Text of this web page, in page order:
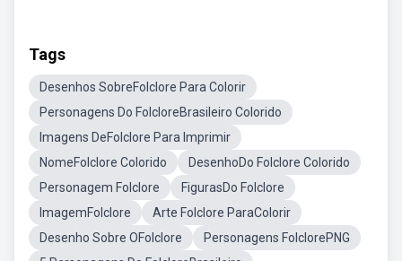
Tags
Desenhos SobreFolclore Para Colorir
Personagens Do FolcloreBrasileiro Colorido
Imagens DeFolclore Para Imprimir
NomeFolclore Colorido
DesenhoDo Folclore Colorido
Personagem Folclore
FigurasDo Folclore
ImagemFolclore
Arte Folclore ParaColorir
Desenho Sobre OFolclore
Personagens FolclorePNG